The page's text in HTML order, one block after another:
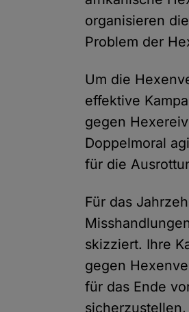
organisieren
Problem der
Um die
effektive
gegen
Doppelmoral
für die
Für das
skizziert. Ihre
gegen
für das Ende